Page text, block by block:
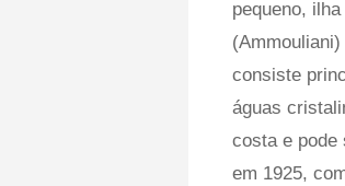
pequeno,
(Ammouliani)
consiste
águas
costa e pode
em 1925,